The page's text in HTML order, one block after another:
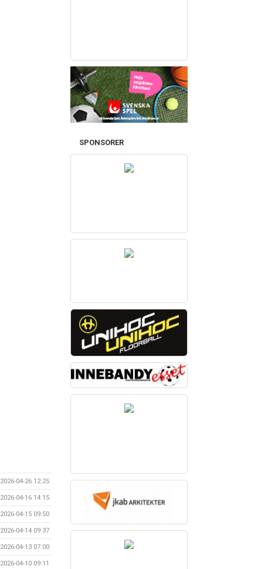
2026-04-26 12:25
2026-04-16 14:15
2026-04-15 09:50
2026-04-14 09:37
2026-04-13 07:00
2026-04-10 09:11
SPONSORER